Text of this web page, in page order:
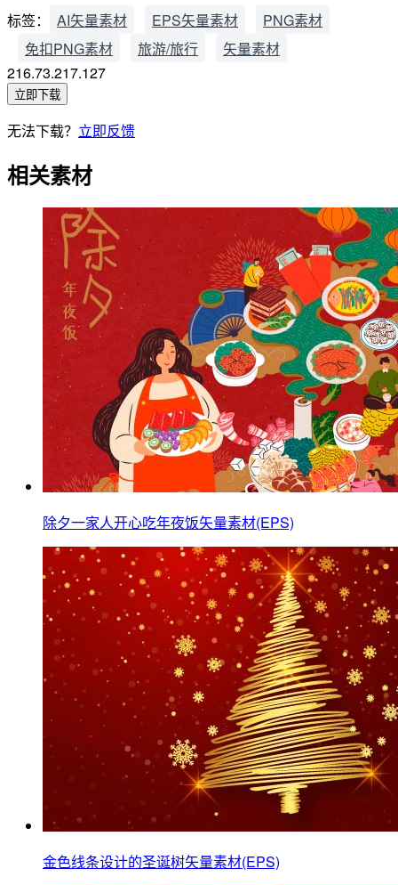
标签： AI矢量素材 EPS矢量素材
PNG素材
免扣PNG素材
旅游/旅行
矢量素材
216.73.217.127
立即下载
无法下载？ 立即反馈
相关素材
除夕一家人开心吃年夜饭矢量素材(EPS)
金色线条设计的圣诞树矢量素材(EPS)